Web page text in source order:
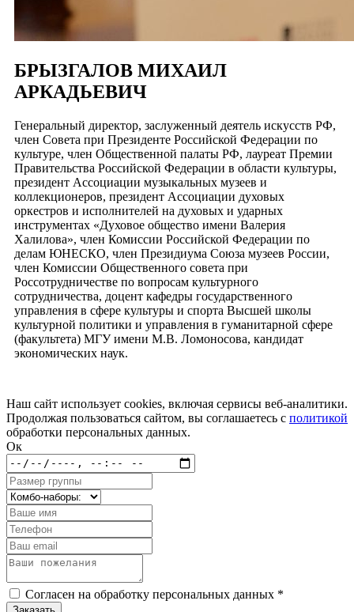
БРЫЗГАЛОВ МИХАИЛ
АРКАДЬЕВИЧ
Генеральный директор, заслуженный деятель искусств РФ,
член Совета при Президенте Российской Федерации по
культуре, член Общественной палаты РФ, лауреат Премии
Правительства Российской Федерации в области культуры,
президент Ассоциации музыкальных музеев и
коллекционеров, президент Ассоциации духовых
оркестров и исполнителей на духовых и ударных
инструментах «Духовое общество имени Валерия
Халилова», член Комиссии Российской Федерации по
делам ЮНЕСКО, член Президиума Союза музеев России,
член Комиссии Общественного совета при
Россотрудничестве по вопросам культурного
сотрудничества, доцент кафедры государственного
управления в сфере культуры и спорта Высшей школы
культурной политики и управления в гуманитарной сфере
(факультета) МГУ имени М.В. Ломоносова, кандидат
экономических наук.
Наш сайт использует cookies, включая сервисы веб-аналитики.
Продолжая пользоваться сайтом, вы соглашаетесь с политикой
обработки персональных данных.
Ок
Согласен на обработку персональных данных *